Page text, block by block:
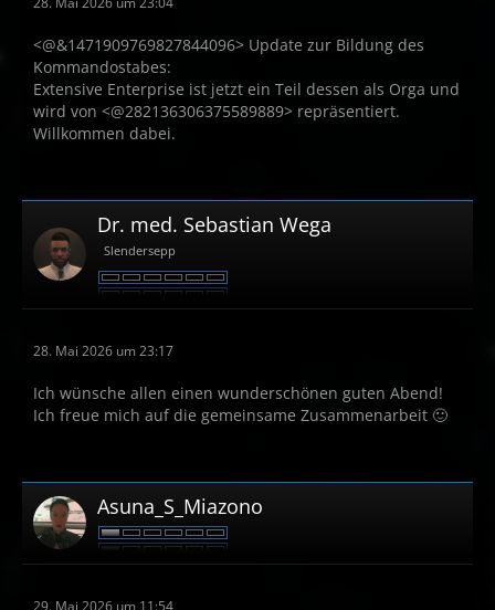
<@&1471909769827844096> Update zur Bildung des
Kommandostabes:
Extensive Enterprise ist jetzt ein Teil dessen als Orga und
wird von <@282136306375589889> repräsentiert.
Willkommen dabei.
Dr. med. Sebastian Wega
Slendersepp
28. Mai 2026 um 23:17
Ich wünsche allen einen wunderschönen guten Abend!
Ich freue mich auf die gemeinsame Zusammenarbeit 🙂
Asuna_S_Miazono
29. Mai 2026 um 11:54